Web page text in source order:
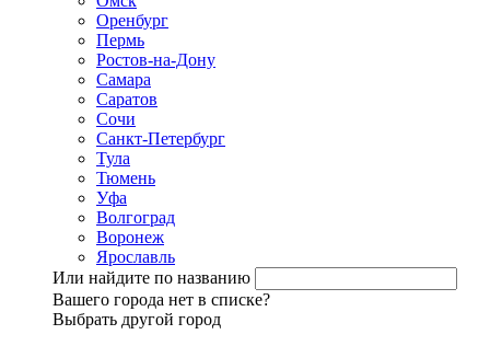
Оренбург
Пермь
Ростов-на-Дону
Самара
Саратов
Сочи
Санкт-Петербург
Тула
Тюмень
Уфа
Волгоград
Воронеж
Ярославль
Или найдите по названию
Вашего города нет в списке?
Выбрать другой город